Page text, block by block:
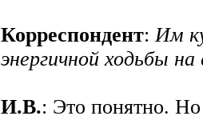
Корреспондент:Им
энергичной ходьбы
И.В.: Это понятно.